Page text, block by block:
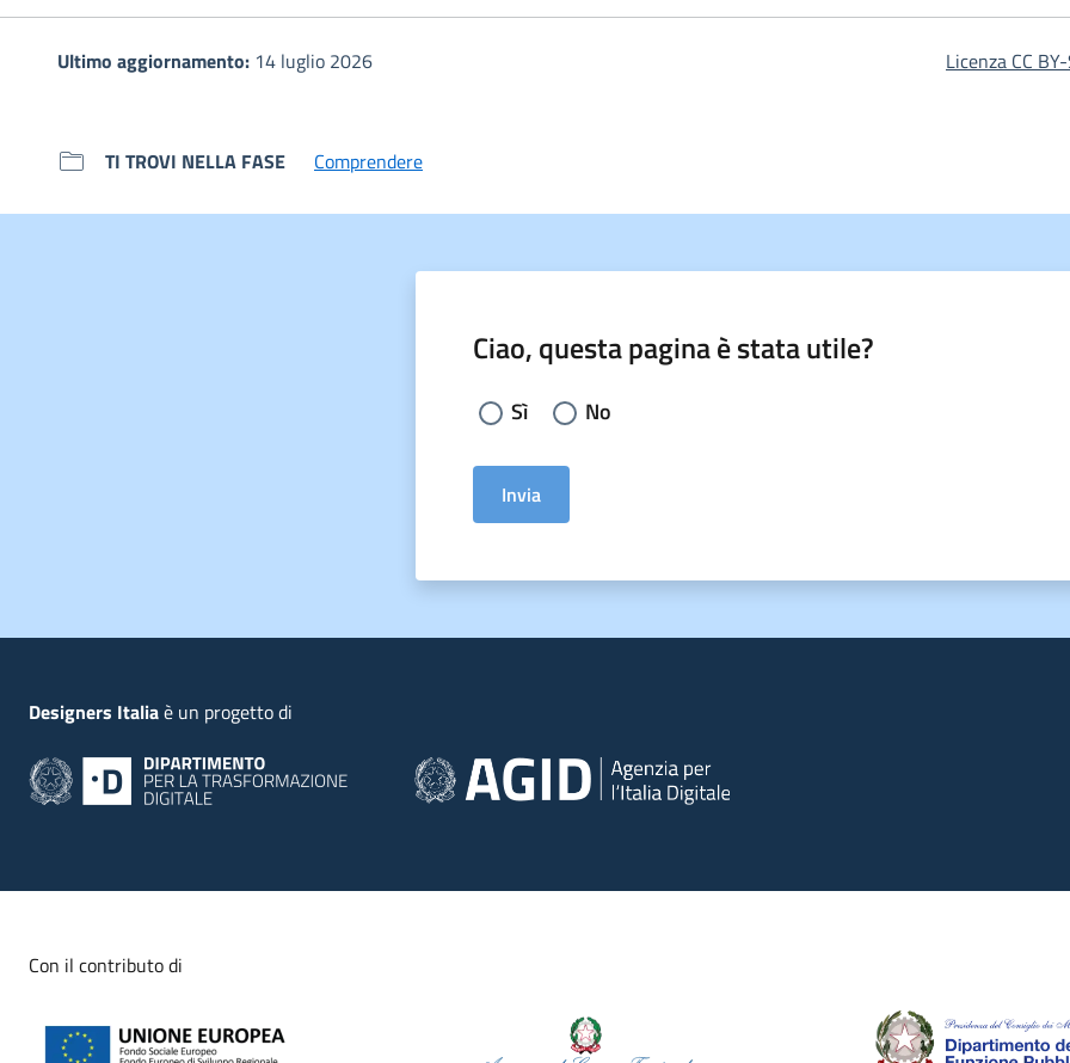
Ultimo aggiornamento: 14 luglio 2026 Licenza CC
TI TROVI NELLA FASE Comprendere
Ciao, questa pagina è stata utile?
Scegli la risposta:
Sì No
Invia
Designers Italiaè un progetto di
Con il contributo di